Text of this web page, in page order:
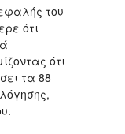
του
ότι
ότι
τα 88